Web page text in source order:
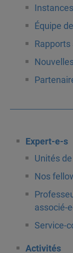
Instances
Équipe
Expert-e-s
Unités
Nos
associé-
Service-
Activités